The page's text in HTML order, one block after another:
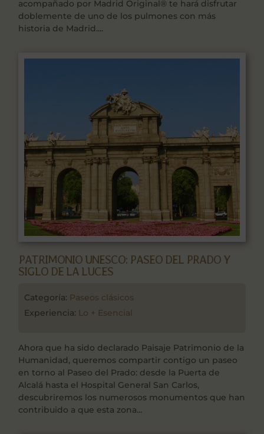
acompañado por Madrid Original® te hará disfrutar
doblemente de uno de los pulmones con más
historia de Madrid....
PATRIMONIO UNESCO: PASEO DEL PRADO Y
SIGLO DE LA LUCES
Categoría: Paseos clásicos
Experiencia: Lo + Esencial
Ahora que ha sido declarado Paisaje Patrimonio de la
Humanidad, queremos compartir contigo un paseo
en torno al Paseo del Prado: desde la Puerta de
Alcalá hasta el Hospital General San Carlos,
descubriremos los numerosos monumentos que han
contribuido a que esta zona...